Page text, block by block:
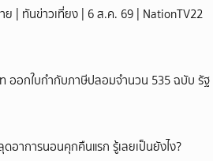
| ทันข่าวเที่ยง | 6 ส.ค. 69 | NationTV22
ออกใบกำกับภาษีปลอมจำนวน 535 ฉบับ รัฐ
อาการนอนคุกคืนแรก รู้เลยเป็นยังไง?